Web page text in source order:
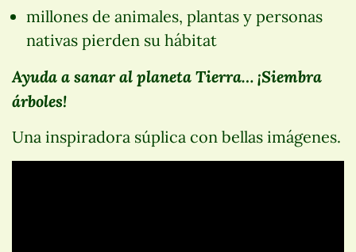
millones de animales, plantas y personas
nativas pierden su hábitat
Ayuda a sanar al planeta Tierra… ¡Siembra
árboles!
Una inspiradora súplica con bellas imágenes.